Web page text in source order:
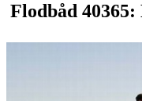
Flodbåd